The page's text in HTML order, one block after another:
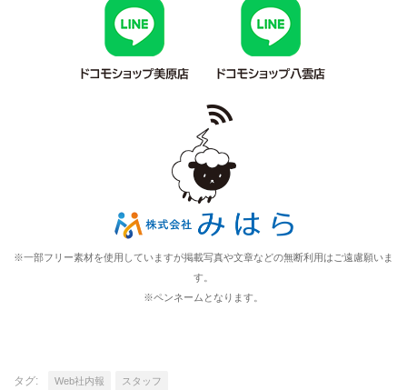
※一部フリー素材を使用していますが掲載写真や文章などの無断利用はご遠慮願いま
す。
※ペンネームとなります。
タグ: Web社内報 スタッフ